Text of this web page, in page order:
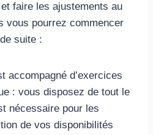
faire les ajustements au
pourrez commencer
suite :
accompagné d’exercices
: vous disposez de tout le
nécessaire pour les
de vos disponibilités